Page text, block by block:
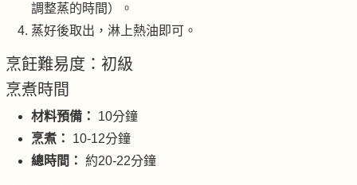
調整蒸的時間）。
蒸好後取出，淋上熱油即可。
烹飪難易度：初級
烹煮時間
材料預備：
10分鐘
烹煮：
10-12分鐘
總時間： 約20-22分鐘